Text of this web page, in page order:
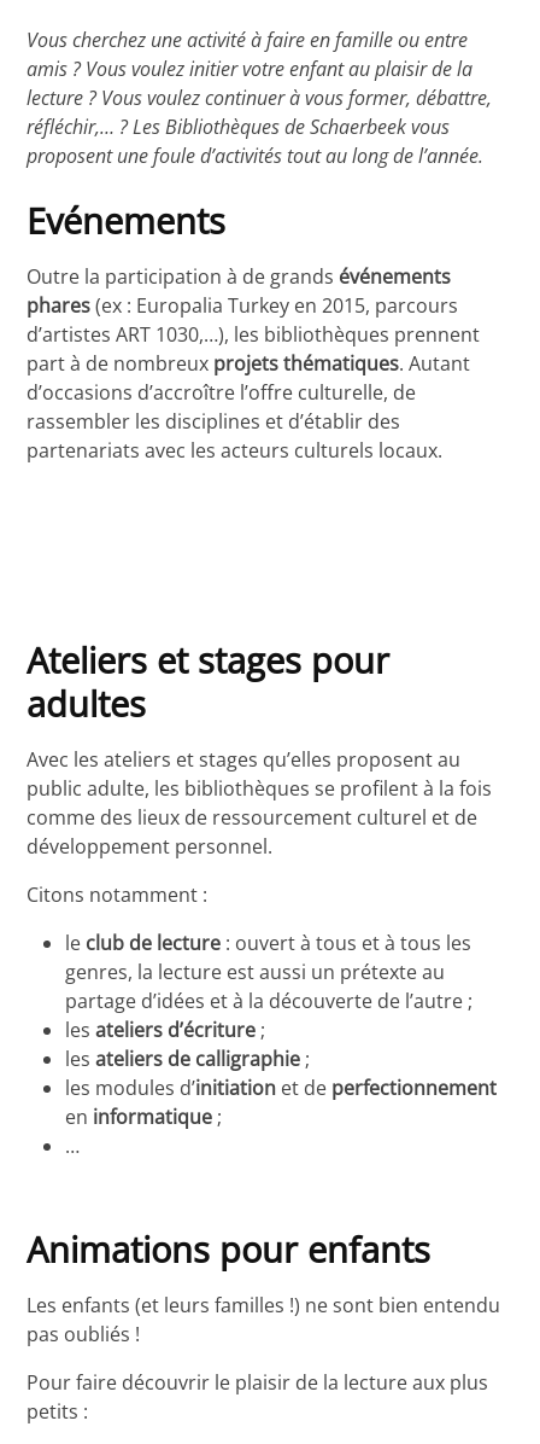
Vous cherchez une activité à faire en famille ou entre
amis ? Vous voulez initier votre enfant au plaisir de la
lecture ? Vous voulez continuer à vous former, débattre,
réfléchir,… ? Les Bibliothèques de Schaerbeek vous
proposent une foule d’activités tout au long de l’année.
Evénements
Outre la participation à de grands événements
phares(ex : Europalia Turkey en 2015, parcours
d’artistes ART 1030,…), les bibliothèques prennent
part à de nombreux projets thématiques. Autant
d’occasions d’accroître l’offre culturelle, de
rassembler les disciplines et d’établir des
partenariats avec les acteurs culturels locaux.
Ateliers et stages pour
adultes
Avec les ateliers et stages qu’elles proposent au
public adulte, les bibliothèques se profilent à la fois
comme des lieux de ressourcement culturel et de
développement personnel.
Citons notamment :
le club de lecture : ouvert à tous et à tous les
genres, la lecture est aussi un prétexte au
partage d’idées et à la découverte de l’autre ;
lesateliers d’écriture ;
lesateliers de calligraphie ;
les modules d’initiation et de perfectionnement
en informatique ;
…
Animations pour enfants
Les enfants (et leurs familles !) ne sont bien entendu
pas oubliés !
Pour faire découvrir le plaisir de la lecture aux plus
petits :